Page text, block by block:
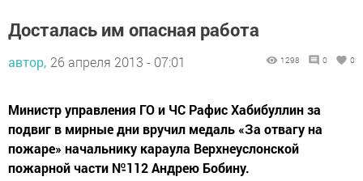
Досталась им опасная работа
автор, 26 апреля 2013 - 07:01 1298 0 0
Министр управления ГО и ЧС Рафис Хабибуллин за
подвиг в мирные дни вручил медаль «За отвагу на
пожаре» начальнику караула Верхнеуслонской
пожарной части №112 Андрею Бобину.